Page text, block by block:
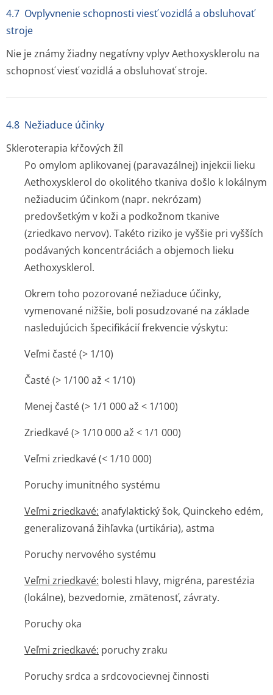
4.7 Ovplyvnenie schopnosti viesť vozidlá a obsluhovať
stroje
Nie je známy žiadny negatívny vplyv Aethoxysklerolu na
schopnosť viesť vozidlá a obsluhovať stroje.
4.8 Nežiaduce účinky
Skleroterapia kŕčových žíl
Po omylom aplikovanej (paravazálnej) injekcii lieku
Aethoxysklerol do okolitého tkaniva došlo k lokálnym
nežiaducim účinkom (napr. nekrózam)
predovšetkým v koži a podkožnom tkanive
(zriedkavo nervov). Takéto riziko je vyššie pri vyšších
podávaných koncentráciách a objemoch lieku
Aethoxysklerol.
Okrem toho pozorované nežiaduce účinky,
vymenované nižšie, boli posudzované na základe
nasledujúcich špecifikácií frekvencie výskytu:
Veľmi časté (> 1/10)
Časté (> 1/100 až < 1/10)
Menej časté (> 1/1 000 až < 1/100)
Zriedkavé (> 1/10 000 až < 1/1 000)
Veľmi zriedkavé (< 1/10 000)
Poruchy imunitného systému
Veľmi zriedkavé: anafylaktický šok, Quinckeho edém,
generalizovaná žihľavka (urtikária), astma
Poruchy nervového systému
Veľmi zriedkavé: bolesti hlavy, migréna, parestézia
(lokálne), bezvedomie, zmätenosť, závraty.
Poruchy oka
Veľmi zriedkavé: poruchy zraku
Poruchy srdca a srdcovocievnej činnosti